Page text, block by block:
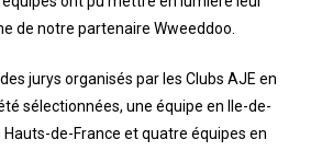
de notre partenaire Wweeddoo.
jurys organisés par les Clubs AJE en
sélectionnées, une équipe en Ile-de-
Hauts-de-France et quatre équipes en